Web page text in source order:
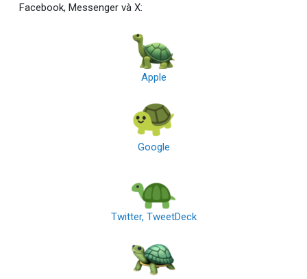
Facebook, Messenger và X:
Apple
Google
Twitter, TweetDeck